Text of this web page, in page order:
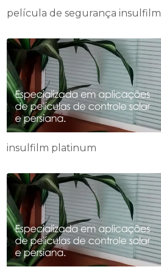
película de segurança insulfilm
insulfilm platinum